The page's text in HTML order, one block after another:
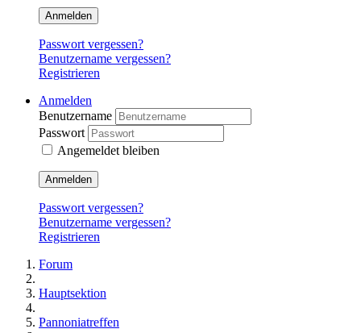
Anmelden
Passwort vergessen?
Benutzername vergessen?
Registrieren
Anmelden
Benutzername
Passwort
Angemeldet bleiben
Anmelden
Passwort vergessen?
Benutzername vergessen?
Registrieren
Forum
Hauptsektion
Pannoniatreffen